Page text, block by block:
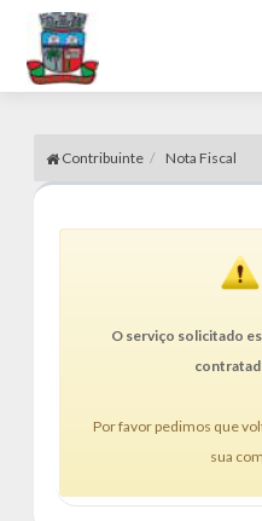
Contribuinte Nota Fiscal
O serviço solicitado
Por favor pedimos que
sua